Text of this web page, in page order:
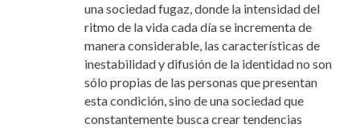
una sociedad fugaz, donde la intensidad del
ritmo de la vida cada día se incrementa de
manera considerable, las características de
inestabilidad y difusión de la identidad no son
sólo propias de las personas que presentan
esta condición, sino de una sociedad que
constantemente busca crear tendencias